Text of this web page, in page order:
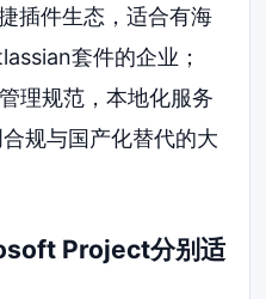
插件生态，适合有海
套件的企业；
理规范，本地化服务
规与国产化替代的大
Project分别适